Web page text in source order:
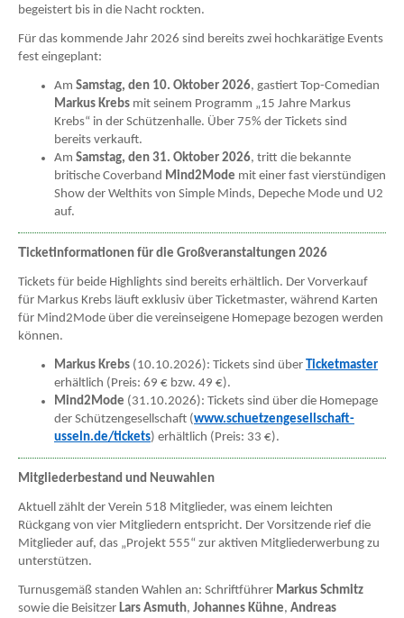
begeistert bis in die Nacht rockten.
Für das kommende Jahr 2026 sind bereits zwei hochkarätige Events
fest eingeplant:
Am Samstag, den 10. Oktober 2026, gastiert Top-Comedian
Markus Krebs mit seinem Programm „15 Jahre Markus
Krebs“ in der Schützenhalle. Über 75% der Tickets sind
bereits verkauft.
Am Samstag, den 31. Oktober 2026, tritt die bekannte
britische Coverband Mind2Mode mit einer fast vierstündigen
Show der Welthits von Simple Minds, Depeche Mode und U2
auf.
Ticketinformationen für die Großveranstaltungen 2026
Tickets für beide Highlights sind bereits erhältlich. Der Vorverkauf
für Markus Krebs läuft exklusiv über Ticketmaster, während Karten
für Mind2Mode über die vereinseigene Homepage bezogen werden
können.
Markus Krebs (10.10.2026): Tickets sind über Ticketmaster
erhältlich (Preis: 69 € bzw. 49 €).
Mind2Mode (31.10.2026): Tickets sind über die Homepage
der Schützengesellschaft (www.schuetzengesellschaft-
usseln.de/tickets) erhältlich (Preis: 33 €).
Mitgliederbestand und Neuwahlen
Aktuell zählt der Verein 518 Mitglieder, was einem leichten
Rückgang von vier Mitgliedern entspricht. Der Vorsitzende rief die
Mitglieder auf, das „Projekt 555“ zur aktiven Mitgliederwerbung zu
unterstützen.
Turnusgemäß standen Wahlen an: Schriftführer Markus Schmitz
sowie die Beisitzer Lars Asmuth, Johannes Kühne, Andreas